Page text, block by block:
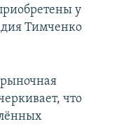
у
Тимченко
что